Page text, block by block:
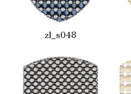
zl_s048